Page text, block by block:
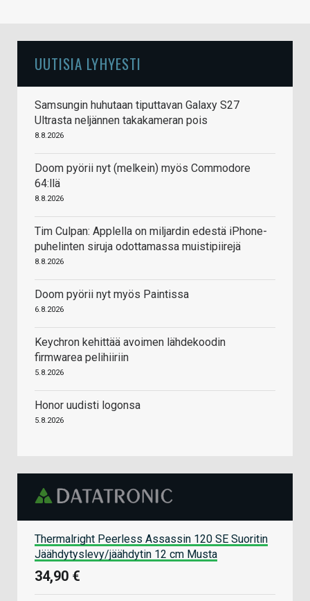
UUTISIA LYHYESTI
Samsungin huhutaan tiputtavan Galaxy S27
Ultrasta neljännen takakameran pois
8.8.2026
Doom pyörii nyt (melkein) myös Commodore
64:llä
8.8.2026
Tim Culpan: Applella on miljardin edestä iPhone-
puhelinten siruja odottamassa muistipiirejä
8.8.2026
Doom pyörii nyt myös Paintissa
6.8.2026
Keychron kehittää avoimen lähdekoodin
firmwarea pelihiiriin
5.8.2026
Honor uudisti logonsa
5.8.2026
Thermalright Peerless Assassin 120 SE Suoritin
Jäähdytyslevy/jäähdytin 12 cm Musta
34,90 €